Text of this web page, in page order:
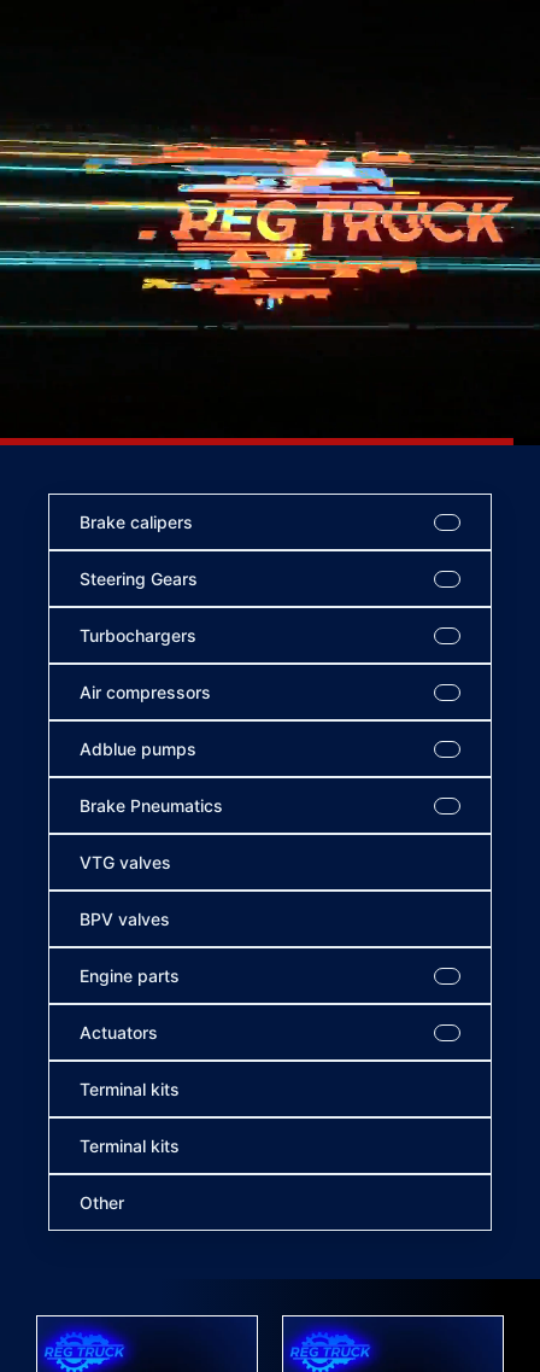
Brake calipers
Steering Gears
Turbochargers
Air compressors
Adblue pumps
Brake Pneumatics
VTG valves
BPV valves
Engine parts
Actuators
Terminal kits
Terminal kits
Other